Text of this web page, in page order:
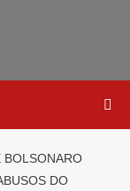
BOLSONARO
DO